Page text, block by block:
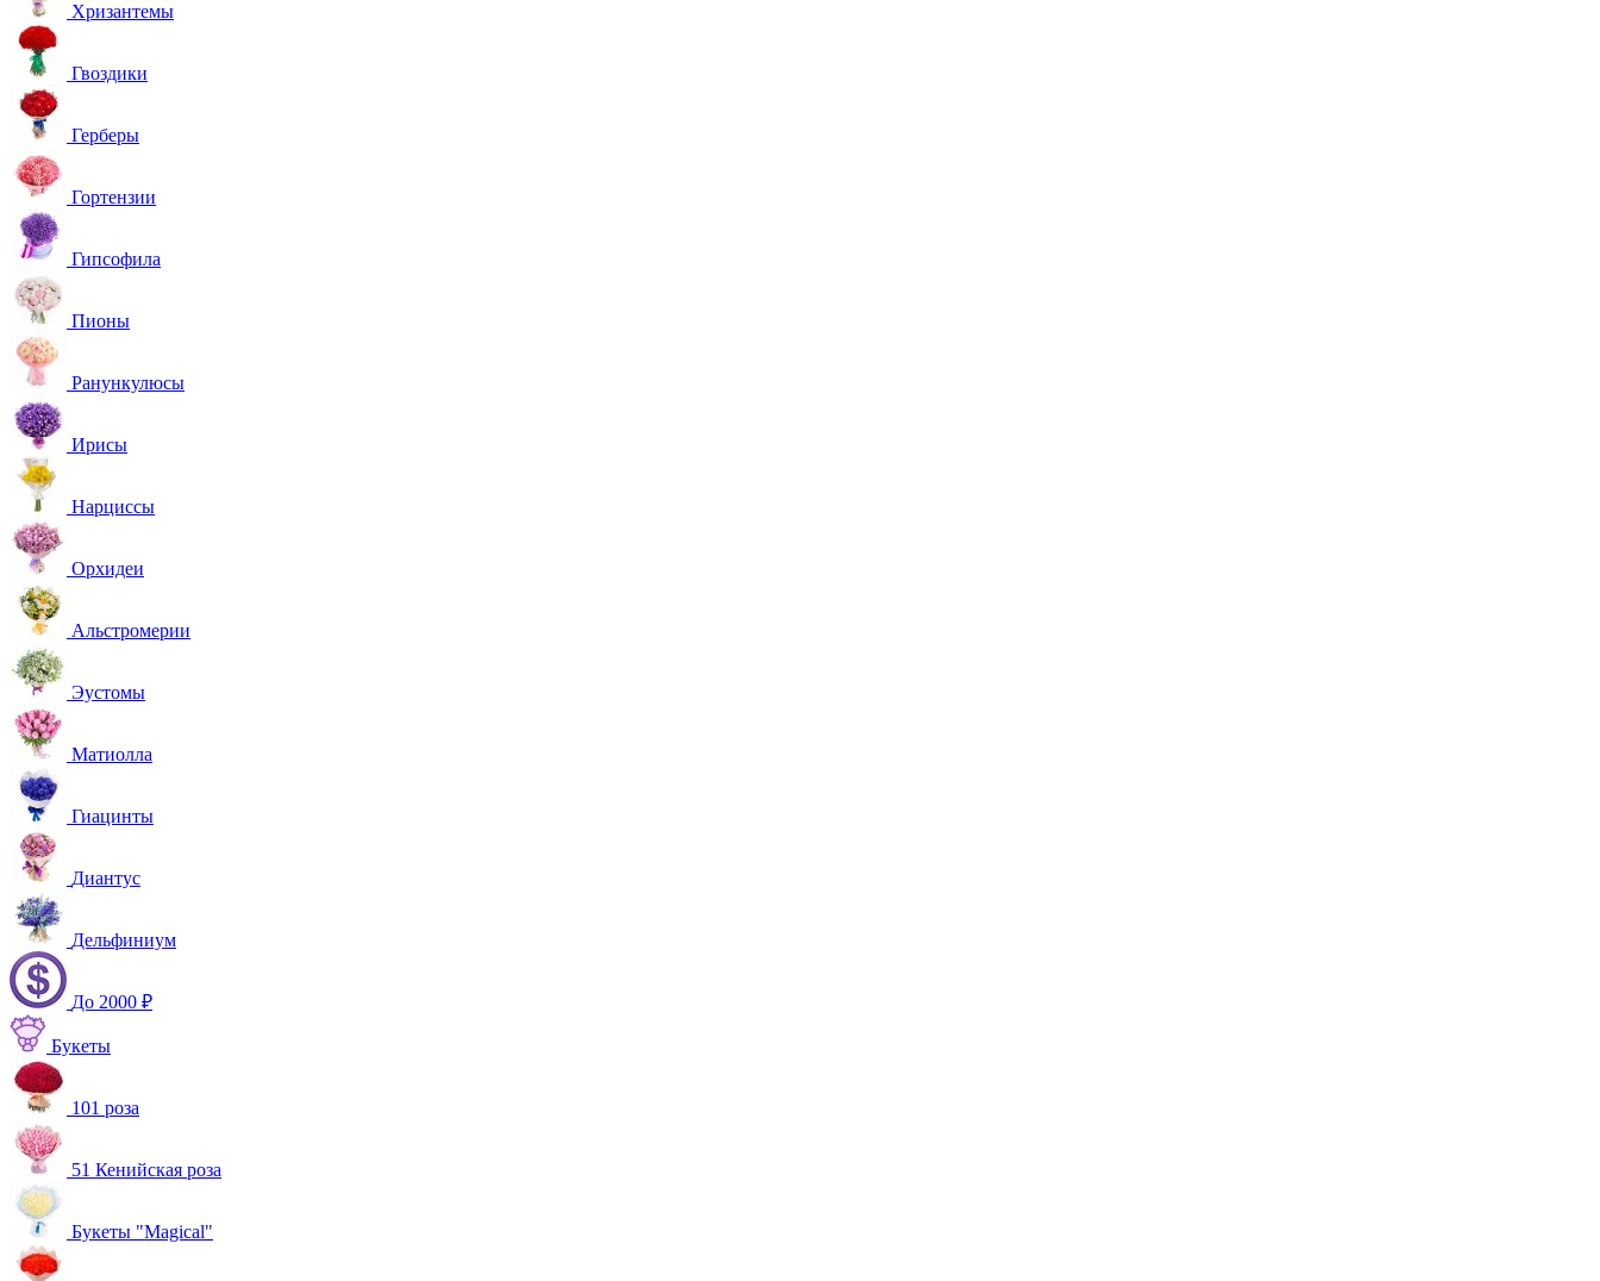
Хризантемы
Гвоздики
Герберы
Гортензии
Гипсофила
Пионы
Ранункулюсы
Ирисы
Нарциссы
Орхидеи
Альстромерии
Эустомы
Матиолла
Гиацинты
Диантус
Дельфиниум
До 2000 ₽
Букеты
101 роза
51 Кенийская роза
Букеты "Magical"